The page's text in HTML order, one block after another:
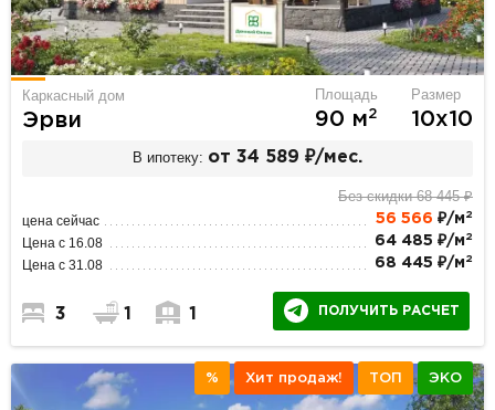
Каркасный дом
Эрви
Площадь
90 м2
Размер
10х10
В ипотеку: от 34 589 ₽/мес.
Без скидки 68 445 ₽
цена сейчас 56 566 ₽/м 2
Цена с 16.08 64 485 ₽/м 2
Цена с 31.08 68 445 ₽/м 2
3 1 1 ПОЛУЧИТЬ РАСЧЕТ
% Хит продаж! ТОП ЭКО